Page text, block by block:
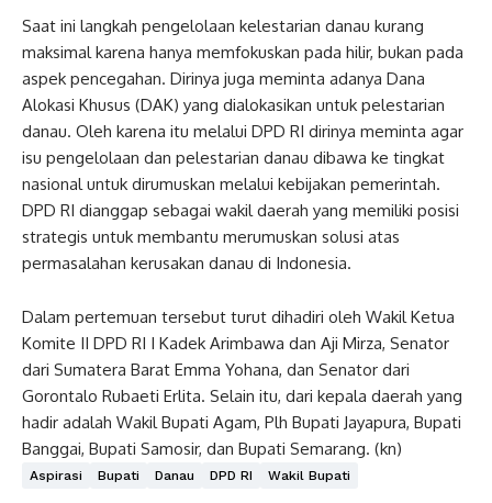
Saat ini langkah pengelolaan kelestarian danau kurang
maksimal karena hanya memfokuskan pada hilir, bukan pada
aspek pencegahan. Dirinya juga meminta adanya Dana
Alokasi Khusus (DAK) yang dialokasikan untuk pelestarian
danau. Oleh karena itu melalui DPD RI dirinya meminta agar
isu pengelolaan dan pelestarian danau dibawa ke tingkat
nasional untuk dirumuskan melalui kebijakan pemerintah.
DPD RI dianggap sebagai wakil daerah yang memiliki posisi
strategis untuk membantu merumuskan solusi atas
permasalahan kerusakan danau di Indonesia.
Dalam pertemuan tersebut turut dihadiri oleh Wakil Ketua
Komite II DPD RI I Kadek Arimbawa dan Aji Mirza, Senator
dari Sumatera Barat Emma Yohana, dan Senator dari
Gorontalo Rubaeti Erlita. Selain itu, dari kepala daerah yang
hadir adalah Wakil Bupati Agam, Plh Bupati Jayapura, Bupati
Banggai, Bupati Samosir, dan Bupati Semarang. (kn)
Aspirasi Bupati Danau DPD RI Wakil Bupati